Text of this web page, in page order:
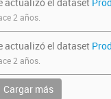
2 años.
actualizó el dataset
2 años.
Cargar más